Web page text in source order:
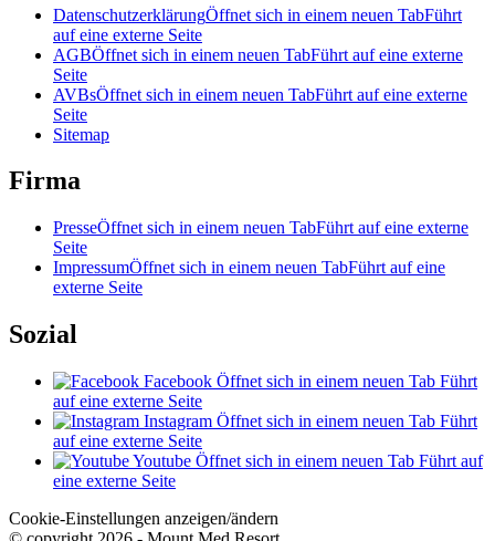
DatenschutzerklärungÖffnet sich in einem neuen TabFührt
auf eine externe Seite
AGBÖffnet sich in einem neuen TabFührt auf eine externe
Seite
AVBsÖffnet sich in einem neuen TabFührt auf eine externe
Seite
Sitemap
Firma
PresseÖffnet sich in einem neuen TabFührt auf eine externe
Seite
ImpressumÖffnet sich in einem neuen TabFührt auf eine
externe Seite
Sozial
Facebook Öffnet sich in einem neuen Tab Führt
auf eine externe Seite
Instagram Öffnet sich in einem neuen Tab Führt
auf eine externe Seite
Youtube Öffnet sich in einem neuen Tab Führt auf
eine externe Seite
Cookie-Einstellungen anzeigen/ändern